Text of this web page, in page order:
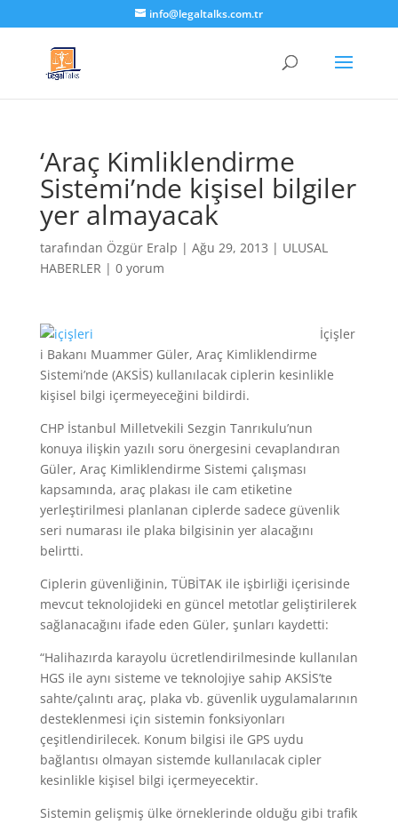
info@legaltalks.com.tr
‘Araç Kimliklendirme
Sistemi’nde kişisel bilgiler
yer almayacak
tarafından Özgür Eralp | Ağu 29, 2013 | ULUSAL
HABERLER | 0 yorum
İçişler
i Bakanı Muammer Güler, Araç Kimliklendirme
Sistemi’nde (AKSİS) kullanılacak ciplerin kesinlikle
kişisel bilgi içermeyeceğini bildirdi.
CHP İstanbul Milletvekili Sezgin Tanrıkulu’nun
konuya ilişkin yazılı soru önergesini cevaplandıran
Güler, Araç Kimliklendirme Sistemi çalışması
kapsamında, araç plakası ile cam etiketine
yerleştirilmesi planlanan ciplerde sadece güvenlik
seri numarası ile plaka bilgisinin yer alacağını
belirtti.
Ciplerin güvenliğinin, TÜBİTAK ile işbirliği içerisinde
mevcut teknolojideki en güncel metotlar geliştirilerek
sağlanacağını ifade eden Güler, şunları kaydetti:
“Halihazırda karayolu ücretlendirilmesinde kullanılan
HGS ile aynı sisteme ve teknolojiye sahip AKSİS’te
sahte/çalıntı araç, plaka vb. güvenlik uygulamalarının
desteklenmesi için sistemin fonksiyonları
çeşitlendirilecek. Konum bilgisi ile GPS uydu
bağlantısı olmayan sistemde kullanılacak cipler
kesinlikle kişisel bilgi içermeyecektir.
Sistemin gelişmiş ülke örneklerinde olduğu gibi trafik